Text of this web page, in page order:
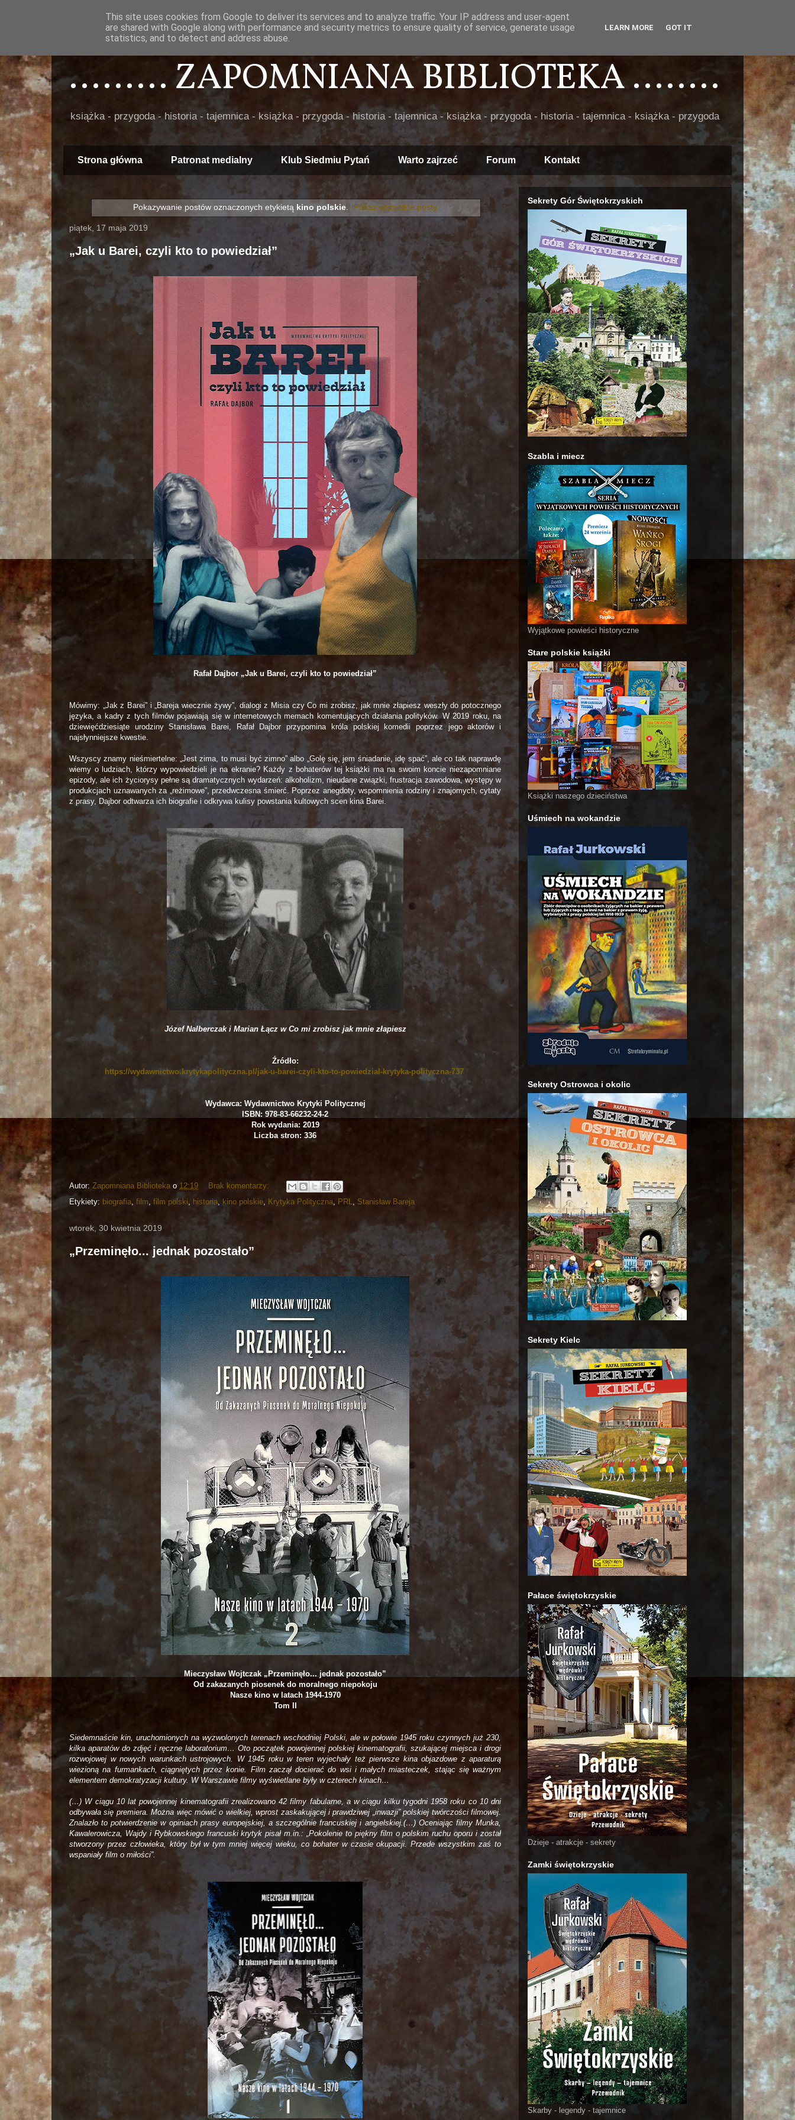
......... ZAPOMNIANA BIBLIOTEKA ........
książka - przygoda - historia - tajemnica - książka - przygoda - historia - tajemnica - książka - przygoda - historia - tajemnica - książka - przygoda
Strona główna Patronat medialny Klub Siedmiu Pytań Warto zajrzeć Forum Kontakt
Pokazywanie postów oznaczonych etykietą kino polskie. Pokaż wszystkie posty
piątek, 17 maja 2019
„Jak u Barei, czyli kto to powiedział”
Rafał Dajbor „Jak u Barei, czyli kto to powiedział”
Mówimy: „Jak z Barei” i „Bareja wiecznie żywy”, dialogi z Misia czy Co mi zrobisz, jak mnie złapiesz weszły do potocznego
języka, a kadry z tych filmów pojawiają się w internetowych memach komentujących działania polityków. W 2019 roku, na
dziewięćdziesiąte urodziny Stanisława Barei, Rafał Dajbor przypomina króla polskiej komedii poprzez jego aktorów i
najsłynniejsze kwestie.
Wszyscy znamy nieśmiertelne: „Jest zima, to musi być zimno” albo „Golę się, jem śniadanie, idę spać”, ale co tak naprawdę
wiemy o ludziach, którzy wypowiedzieli je na ekranie? Każdy z bohaterów tej książki ma na swoim koncie niezapomniane
epizody, ale ich życiorysy pełne są dramatycznych wydarzeń: alkoholizm, nieudane związki, frustracja zawodowa, występy w
produkcjach uznawanych za „reżimowe”, przedwczesna śmierć. Poprzez anegdoty, wspomnienia rodziny i znajomych, cytaty
z prasy, Dajbor odtwarza ich biografie i odkrywa kulisy powstania kultowych scen kina Barei.
Józef Nalberczak i Marian Łącz w Co mi zrobisz jak mnie złapiesz
Źródło:
https://wydawnictwo.krytykapolityczna.pl/jak-u-barei-czyli-kto-to-powiedzial-krytyka-polityczna-737
Wydawca: Wydawnictwo Krytyki Politycznej
ISBN: 978-83-66232-24-2
Rok wydania: 2019
Liczba stron: 336
Autor: Zapomniana Biblioteka o 12:19
Brak komentarzy:
Etykiety: biografia film film polski historia kino polskie Krytyka Polityczna PRL Stanisław Bareja
wtorek, 30 kwietnia 2019
„Przeminęło... jednak pozostało”
Mieczysław Wojtczak „Przeminęło... jednak pozostało”
Od zakazanych piosenek do moralnego niepokoju
Nasze kino w latach 1944-1970
Tom II
Siedemnaście kin, uruchomionych na wyzwolonych terenach wschodniej Polski, ale w połowie 1945 roku czynnych już 230,
kilka aparatów do zdjęć i ręczne laboratorium… Oto początek powojennej polskiej kinematografii, szukającej miejsca i drogi
rozwojowej w nowych warunkach ustrojowych. W 1945 roku w teren wyjechały też pierwsze kina objazdowe z aparaturą
wiezioną na furmankach, ciągniętych przez konie. Film zaczął docierać do wsi i małych miasteczek, stając się ważnym
elementem demokratyzacji kultury. W Warszawie filmy wyświetlane były w czterech kinach…
(…) W ciągu 10 lat powojennej kinematografii zrealizowano 42 filmy fabularne, a w ciągu kilku tygodni 1958 roku co 10 dni
odbywała się premiera. Można więc mówić o wielkiej, wprost zaskakującej i prawdziwej „inwazji” polskiej twórczości filmowej.
Znalazło to potwierdzenie w opiniach prasy europejskiej, a szczególnie francuskiej i angielskiej.(…) Oceniając filmy Munka,
Kawalerowicza, Wajdy i Rybkowskiego francuski krytyk pisał m.in.: „Pokolenie to piękny film o polskim ruchu oporu i został
stworzony przez człowieka, który był w tym mniej więcej wieku, co bohater w czasie okupacji. Przede wszystkim zaś to
wspaniały film o miłości”.
Sekrety Gór Świętokrzyskich
Szabla i miecz
Wyjątkowe powieści historyczne
Stare polskie książki
Książki naszego dzieciństwa
Uśmiech na wokandzie
Sekrety Ostrowca i okolic
Sekrety Kielc
Pałace świętokrzyskie
Dzieje - atrakcje - sekrety
Zamki świętokrzyskie
Skarby - legendy - tajemnice
This site uses cookies from Google to deliver its services and to analyze traffic. Your IP address and user-agent
are shared with Google along with performance and security metrics to ensure quality of service, generate usage
statistics, and to detect and address abuse.
LEARN MORE GOT IT